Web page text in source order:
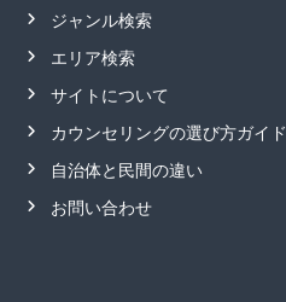
ジャンル検索
エリア検索
サイトについて
カウンセリングの選び方ガイド
自治体と民間の違い
お問い合わせ